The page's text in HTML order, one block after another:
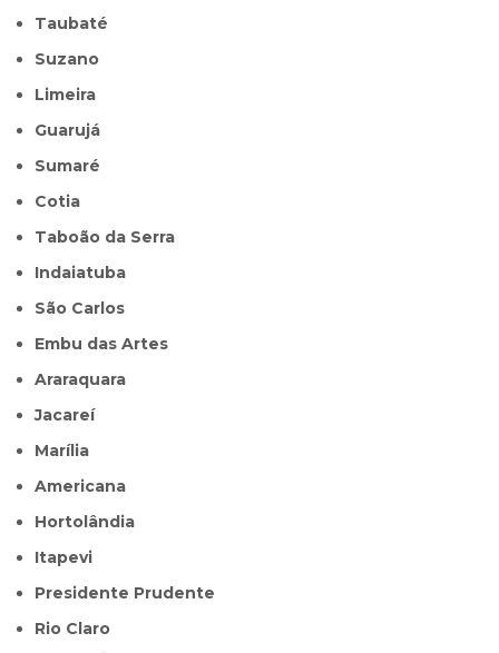
Taubaté
Suzano
Limeira
Guarujá
Sumaré
Cotia
Taboão da Serra
Indaiatuba
São Carlos
Embu das Artes
Araraquara
Jacareí
Marília
Americana
Hortolândia
Itapevi
Presidente Prudente
Rio Claro